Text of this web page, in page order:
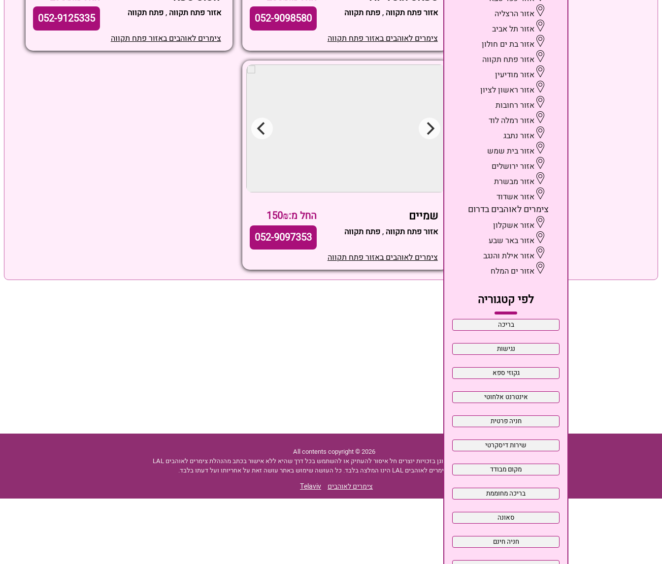
אזור הרצליה
אזור תל אביב
אזור בת ים חולון
אזור פתח תקווה
אזור מודיעין
אזור ראשון לציון
אזור רחובות
אזור רמלה לוד
אזור נתבג
אזור בית שמש
אזור ירושלים
אזור מבשרת
אזור אשדוד
צימרים לאוהבים בדרום
אזור אשקלון
אזור באר שבע
אזור אילת והנגב
אזור ים המלח
לפי קטגוריה
אזור פתח תקווה ,פתח תקווה 052-9098580
צימרים לאוהבים באזור פתח תקווה
אזור פתח תקווה ,פתח תקווה 052-9125335
צימרים לאוהבים באזור פתח תקווה
שמיים החל מ:150₪
אזור פתח תקווה ,פתח תקווה 052-9097353
צימרים לאוהבים באזור פתח תקווה
All contents copyright © 2026
התמונות והמידע באתר זה מוגן בזכויות יוצרים חל איסור להעתיק או להשתמש בכל דרך שהיא ללא אישור בכתב מהנהלת צימרים לאוהבים LAL
כל האמור באתר צימרים לאוהבים LAL הינו המלצה בלבד. כל העושה שימוש באתר עושה זאת על אחריותו ועל דעתו בלבד.
צימרים לאוהבים Telaviv